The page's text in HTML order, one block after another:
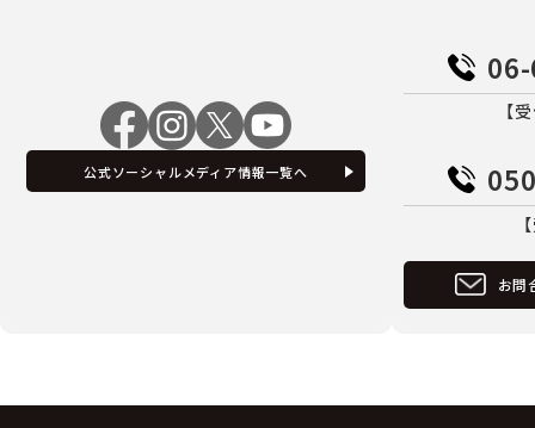
公式ソーシャルメディア情報一覧へ
【
お問